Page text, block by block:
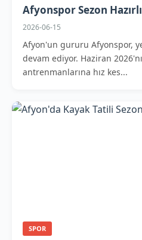
Afyonspor Sezon
2026-06-15
Afyon'un gururu Afyonspor,
devam ediyor. Haziran
antrenmanlarına hız kes...
SPOR